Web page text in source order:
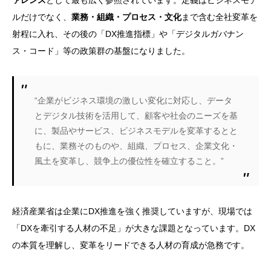
ルだけでなく、 業務・組織・プロセス・文化まで含む全社変革を
射程に入れ、その後の「DX推進指標」や「デジタルガバナン
ス・コード」等の政策群の基盤になりました。
“企業がビジネス環境の激しい変化に対応し、データ
とデジタル技術を活用して、顧客や社会のニーズを基
に、製品やサービス、ビジネスモデルを変革するとと
もに、業務そのものや、組織、プロセス、企業文化・
風土を変革し、競争上の優位性を確立すること。”
経済産業省は企業にDX推進を強く推奨していますが、現場では
「DXを牽引する人材の不足」が大きな課題となっています。DX
の本質を理解し、変革をリードできる人材の育成が急務です。